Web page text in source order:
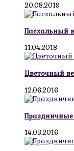
20.08.2019
Пасхальный
11.04.2018
Цветочный
12.06.2016
14.03.2016